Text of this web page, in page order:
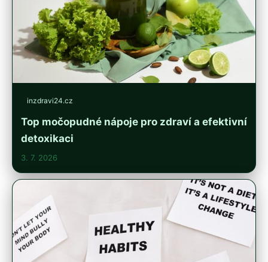
inzdravi24.cz
Top močopudné nápoje pro zdraví a efektivní
detoxikaci
3. 7. 2026